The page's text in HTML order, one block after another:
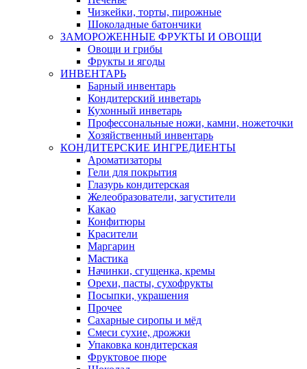
Чизкейки, торты, пирожные
Шоколадные батончики
ЗАМОРОЖЕННЫЕ ФРУКТЫ И ОВОЩИ
Овощи и грибы
Фрукты и ягоды
ИНВЕНТАРЬ
Барный инвентарь
Кондитерский инветарь
Кухонный инветарь
Профессональные ножи, камни, ножеточки
Хозяйственный инвентарь
КОНДИТЕРСКИЕ ИНГРЕДИЕНТЫ
Ароматизаторы
Гели для покрытия
Глазурь кондитерская
Желеобразователи, загустители
Какао
Конфитюры
Красители
Маргарин
Мастика
Начинки, сгущенка, кремы
Орехи, пасты, сухофрукты
Посыпки, украшения
Прочее
Сахарные сиропы и мёд
Смеси сухие, дрожжи
Упаковка кондитерская
Фруктовое пюре